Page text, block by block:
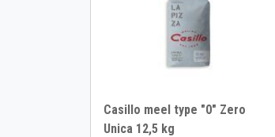
Casillo meel type "0" Zero
Unica 12,5 kg